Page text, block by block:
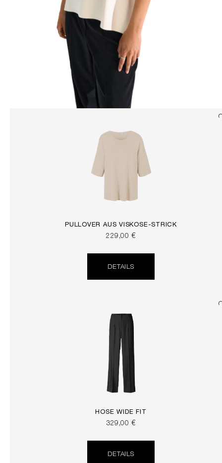
PULLOVER AUS VISKOSE-STRICK
229,00 €
DETAILS
HOSE WIDE FIT
329,00 €
DETAILS